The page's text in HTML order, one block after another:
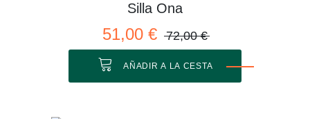
Silla Ona
51,00 € 72,00 €
AÑADIR A LA CESTA